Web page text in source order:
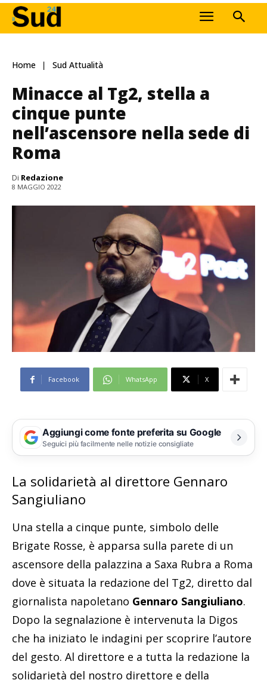
Home Sud Attualità
Minacce al Tg2, stella a
cinque punte
nell’ascensore nella sede di
Roma
Di Redazione
8 MAGGIO 2022
Facebook WhatsApp X
Aggiungi come fonte preferita su Google
Seguici più facilmente nelle notizie consigliate
La solidarietà al direttore Gennaro
Sangiuliano
Una stella a cinque punte, simbolo delle
Brigate Rosse, è apparsa sulla parete di un
ascensore della palazzina a Saxa Rubra a Roma
dove è situata la redazione del Tg2, diretto dal
giornalista napoletano Gennaro Sangiuliano.
Dopo la segnalazione è intervenuta la Digos
che ha iniziato le indagini per scoprire l’autore
del gesto. Al direttore e a tutta la redazione la
solidarietà del nostro direttore e della